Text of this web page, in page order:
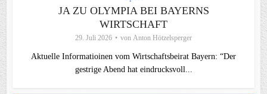
JA ZU OLYMPIA BEI BAYERNS
WIRTSCHAFT
29. Juli 2026 von Anton Hötzelsperger
Aktuelle Informatioinen vom Wirtschaftsbeirat Bayern: “Der
gestrige Abend hat eindrucksvoll...